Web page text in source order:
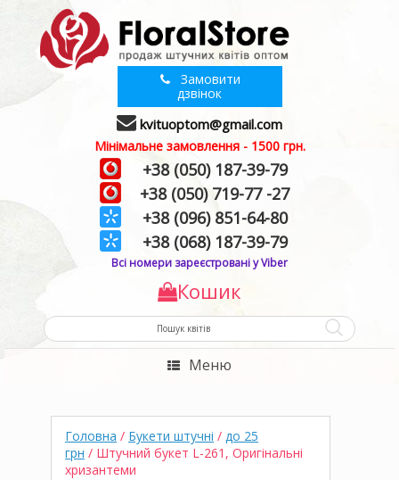
Замовити
дзвінок
kvituoptom@gmail.com
Мінімальне замовлення - 1500 грн.
+38 (050) 187-39-79
+38 (050) 719-77 -27
+38 (096) 851-64-80
+38 (068) 187-39-79
Всі номери зареєстровані у Viber
Кошик
Меню
Головна / Букети штучні / до 25
грн / Штучний букет L-261, Оригінальні
хризантеми